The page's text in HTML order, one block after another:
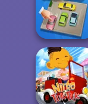
Manga Creator
Vampire Hunter
P...
Parking Jam